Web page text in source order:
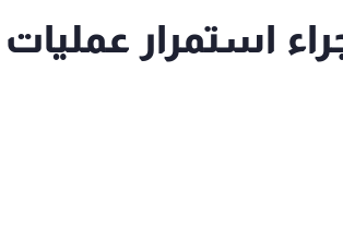
استمرار عمليات